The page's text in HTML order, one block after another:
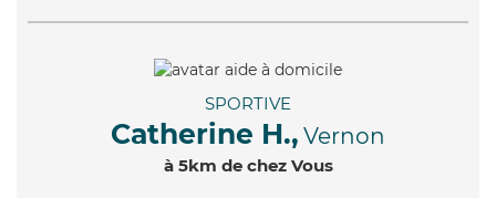
SPORTIVE
Catherine H., Vernon
à 5km de chez Vous